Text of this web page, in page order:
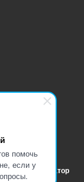
помочь
если у
эвакуатор